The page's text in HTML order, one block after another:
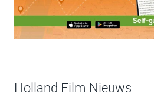
Holland Film Nieuws